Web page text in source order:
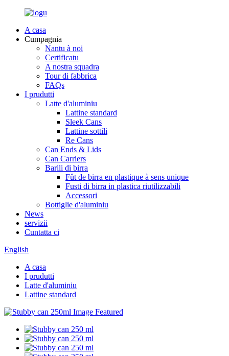
A casa
Cumpagnia
Nantu à noi
Certificatu
A nostra squadra
Tour di fabbrica
FAQs
I prudutti
Latte d'aluminiu
Lattine standard
Sleek Cans
Lattine sottili
Re Cans
Can Ends & Lids
Can Carriers
Barili di birra
Fût de birra en plastique à sens unique
Fusti di birra in plastica riutilizzabili
Accessori
Bottiglie d'aluminiu
News
servizii
Cuntatta ci
English
A casa
I prudutti
Latte d'aluminiu
Lattine standard